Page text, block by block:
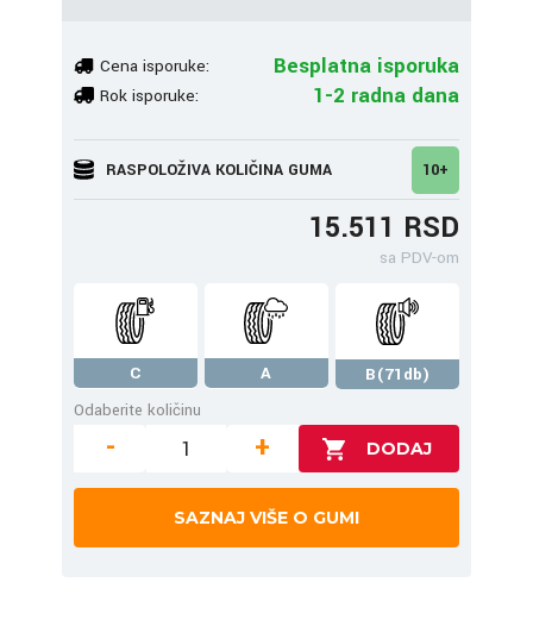
Cena isporuke: Besplatna isporuka
Rok isporuke: 1-2 radna dana
RASPOLOŽIVA KOLIČINA GUMA 10+
15.511 RSD
sa PDV-om
C A
B(71db)
Odaberite količinu
- +
SAZNAJ VIŠE O GUMI